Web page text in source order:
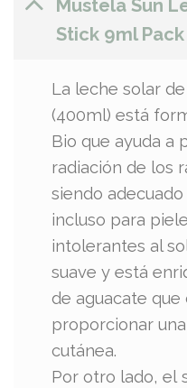
Mustela Sun
Stick 9ml Pack
La leche solar
(400ml) está
Bio que ayuda a
radiación de los
siendo
incluso para
intolerantes al
suave y está
de aguacate
proporcionar
cutánea.
Por otro lado, el